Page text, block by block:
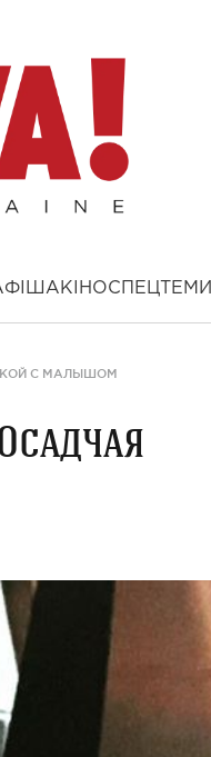
КІНОСПЕЦТЕМИ
С МАЛЫШОМ